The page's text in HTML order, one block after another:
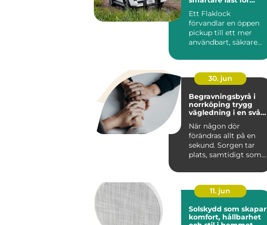
Ett Flaklock
förvandlar en öppen
pickup till ett mer
användbart, säkrare
lastutrymme. Gen...
30. jun
Begravningsbyrå i
norrköping trygg
vägledning i en svår
När någon dör
förändras allt på en
sekund. Sorgen tar
plats, samtidigt som
kräver s...
11. jun
Solskydd som skapar
komfort, hållbarhet